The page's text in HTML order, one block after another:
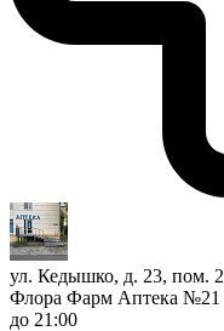
ул. Кедышко, д. 23, пом. 2
Флора Фарм Аптека №21
до 21:00